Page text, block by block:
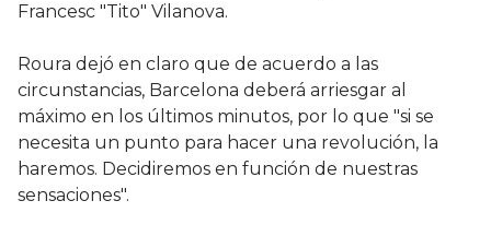
Francesc "Tito" Vilanova.
Roura dejó en claro que de acuerdo a las
circunstancias, Barcelona deberá arriesgar al
máximo en los últimos minutos, por lo que "si se
necesita un punto para hacer una revolución, la
haremos. Decidiremos en función de nuestras
sensaciones".